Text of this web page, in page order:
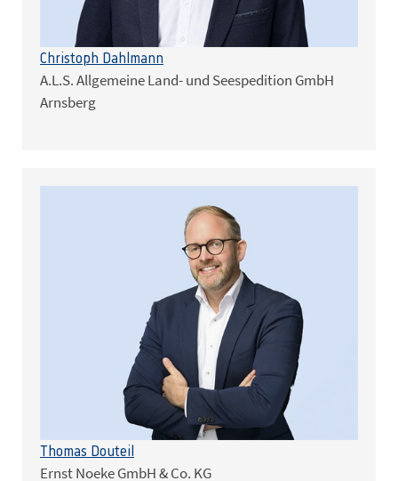
Christoph Dahlmann
A.L.S. Allgemeine Land- und Seespedition GmbH
Arnsberg
Thomas Douteil
Ernst Noeke GmbH & Co. KG